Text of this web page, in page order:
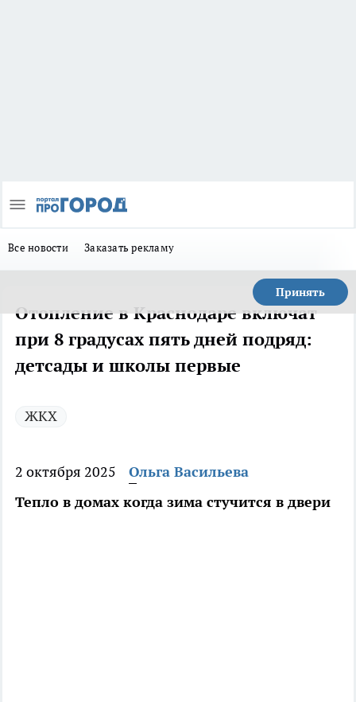
Все новости Заказать рекламу
Принять
Отопление в Краснодаре включат
при 8 градусах пять дней подряд:
детсады и школы первые
ЖКХ
2 октября 2025
Ольга Васильева
Тепло в домах когда зима стучится в двери